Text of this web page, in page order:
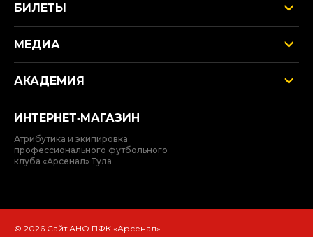
БИЛЕТЫ
МЕДИА
АКАДЕМИЯ
ИНТЕРНЕТ‑МАГАЗИН
Атрибутика и экипировка
профессионального футбольного
клуба «Арсенал» Тула
© 2026 Сайт АНО ПФК «Арсенал»